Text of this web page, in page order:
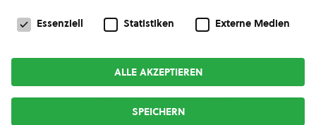
Copyright © 2026bio austria
Datenschutzeinstellungen
Essenziell Statistiken Externe Medien
ALLE AKZEPTIEREN
SPEICHERN